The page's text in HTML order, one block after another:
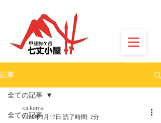
記事
全ての記事
全ての記事
kaikoma
2020年3月17日 読了時間: 2分